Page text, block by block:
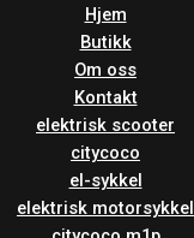
Hjem
Butikk
Om oss
Kontakt
elektrisk scooter
citycoco
el-sykkel
elektrisk motorsykkel